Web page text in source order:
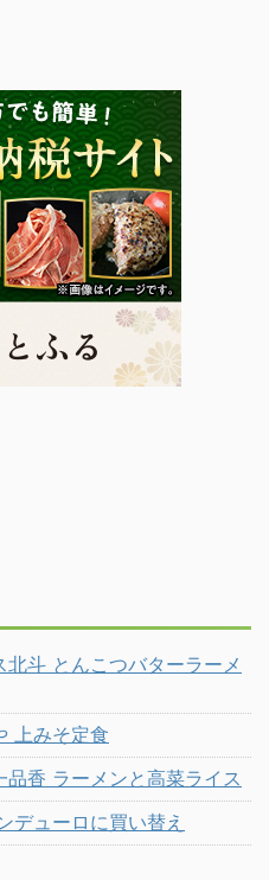
斗 とんこつバターラーメ
上みそ定食
香 ラーメンと高菜ライス
デューロに買い替え